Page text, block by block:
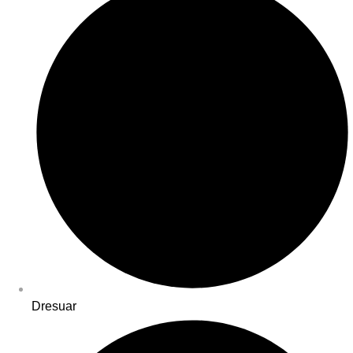
Dresuar